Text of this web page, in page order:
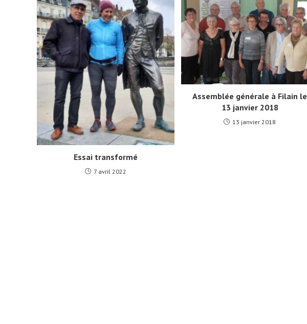
Essai transformé
7 avril 2022
Assemblée générale à Filain le
13 janvier 2018
13 janvier 2018